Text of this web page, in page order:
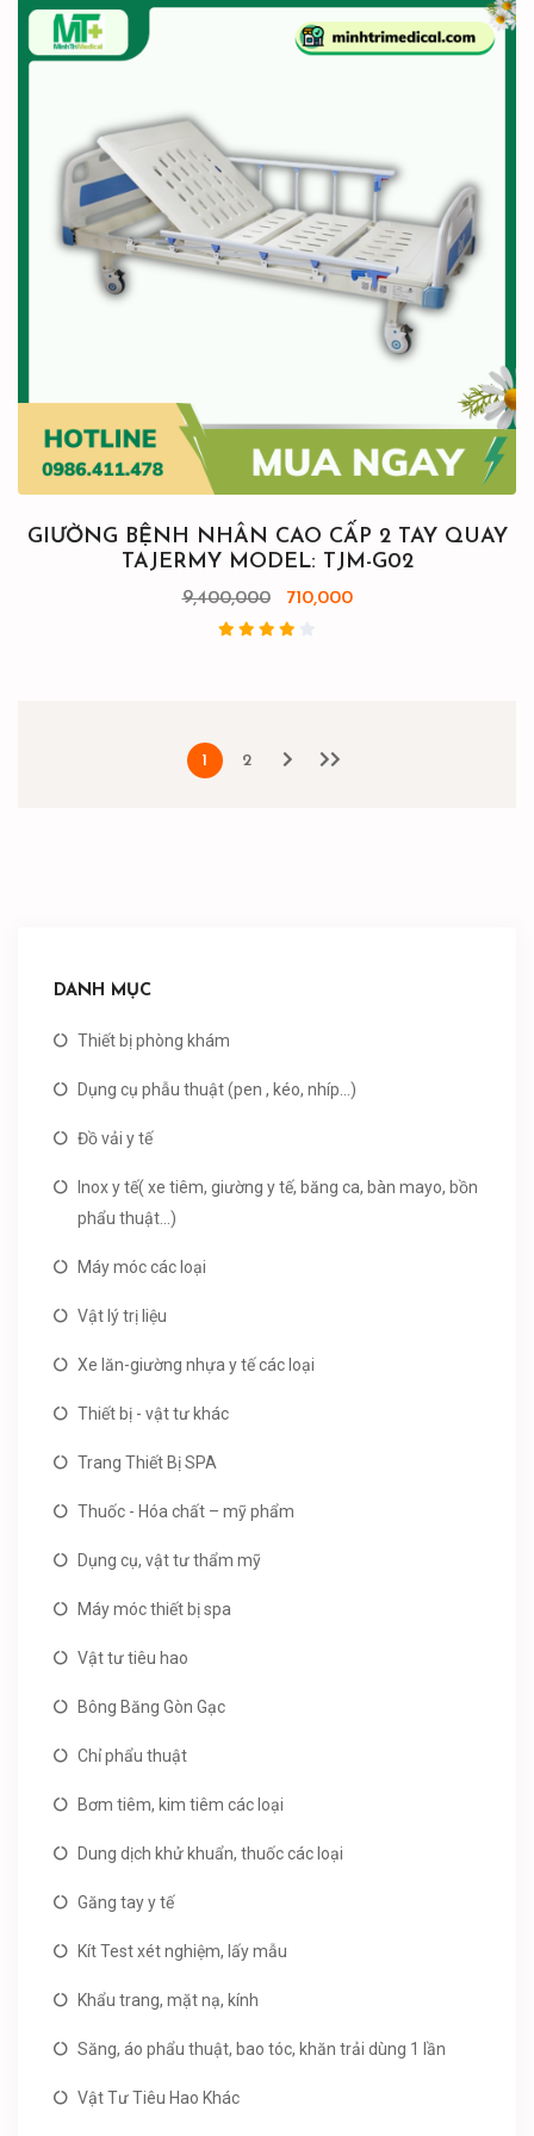
DANH MỤC
Thiết bị phòng khám
Dụng cụ phẫu thuật (pen , kéo, nhíp...)
Đồ vải y tế
Inox y tế( xe tiêm, giường y tế, băng ca, bàn mayo, bồn
phẩu thuật...)
Máy móc các loại
Vật lý trị liệu
Xe lăn-giường nhựa y tế các loại
Thiết bị - vật tư khác
Trang Thiết Bị SPA
Thuốc - Hóa chất – mỹ phẩm
Dụng cụ, vật tư thẩm mỹ
Máy móc thiết bị spa
Vật tư tiêu hao
Bông Băng Gòn Gạc
Chỉ phẩu thuật
Bơm tiêm, kim tiêm các loại
Dung dịch khử khuẩn, thuốc các loại
Găng tay y tế
Kít Test xét nghiệm, lấy mẫu
Khẩu trang, mặt nạ, kính
Săng, áo phẩu thuật, bao tóc, khăn trải dùng 1 lần
Vật Tư Tiêu Hao Khác
GIƯỜNG BỆNH NHÂN CAO CẤP 2 TAY QUAY
TAJERMY MODEL: TJM-G02
9,400,000 710,000
1 2